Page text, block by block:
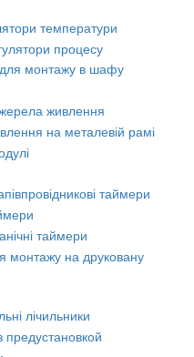
температури
процесу
для монтажу в шафу
живлення
на металевій рамі
таймери
таймери
монтажу на друковану
лічильники
предустановкой